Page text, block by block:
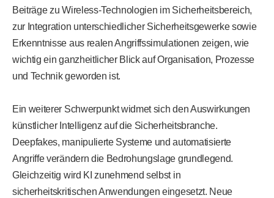
Beiträge zu Wireless-Technologien im Sicherheitsbereich,
zur Integration unterschiedlicher Sicherheitsgewerke sowie
Erkenntnisse aus realen Angriffssimulationen zeigen, wie
wichtig ein ganzheitlicher Blick auf Organisation, Prozesse
und Technik geworden ist.
Ein weiterer Schwerpunkt widmet sich den Auswirkungen
künstlicher Intelligenz auf die Sicherheitsbranche.
Deepfakes, manipulierte Systeme und automatisierte
Angriffe verändern die Bedrohungslage grundlegend.
Gleichzeitig wird KI zunehmend selbst in
sicherheitskritischen Anwendungen eingesetzt. Neue